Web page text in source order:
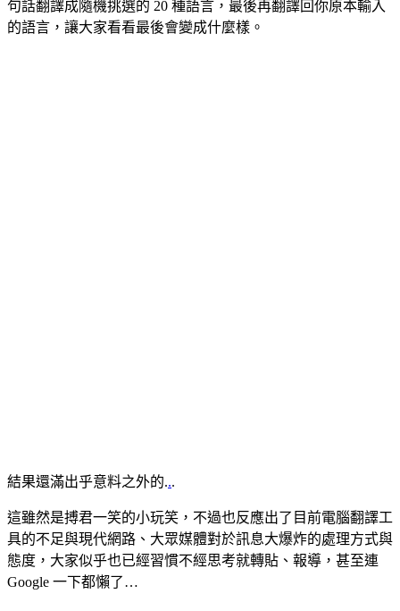
句話翻譯成隨機挑選的 20 種語言，最後再翻譯回你原本輸入
的語言，讓大家看看最後會變成什麼樣。
結果還滿出乎意料之外的...
這雖然是搏君一笑的小玩笑，不過也反應出了目前電腦翻譯工
具的不足與現代網路、大眾媒體對於訊息大爆炸的處理方式與
態度，大家似乎也已經習慣不經思考就轉貼、報導，甚至連
Google 一下都懶了…